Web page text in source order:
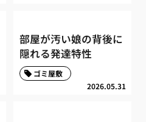
部屋が汚い娘の背後に
隠れる発達特性
2026.05.31
ゴミ屋敷